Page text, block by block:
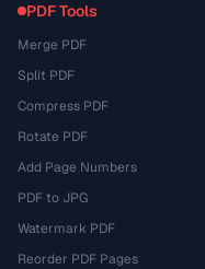
PDF Tools
Merge PDF
Split PDF
Compress PDF
Rotate PDF
Add Page Numbers
PDF to JPG
Watermark PDF
Reorder PDF Pages